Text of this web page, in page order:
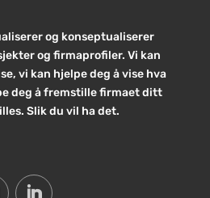
og konseptualiserer
og firmaprofiler. Vi kan
vi kan hjelpe deg å vise hva
deg å fremstille firmaet ditt
Slik du vil ha det.